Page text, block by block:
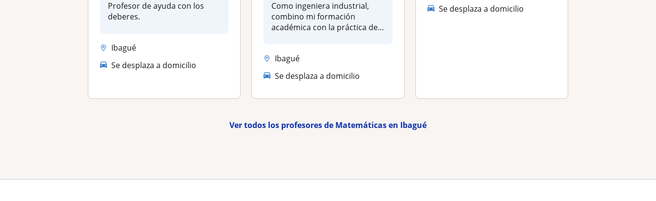
Profesor de ayuda con los
deberes.
Ibagué
Se desplaza a domicilio
Como ingeniera industrial,
combino mi formación
académica con la práctica de
Ibagué
Se desplaza a domicilio
Se desplaza a domicilio
Ver todos los profesores de Matemáticas en Ibagué